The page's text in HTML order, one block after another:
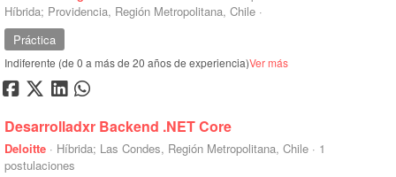
Híbrida; Providencia, Región Metropolitana, Chile ·
Práctica
Indiferente (de 0 a más de 20 años de experiencia)Ver más
Desarrolladxr Backend .NET Core
Deloitte · Híbrida; Las Condes, Región Metropolitana, Chile · 1
postulaciones